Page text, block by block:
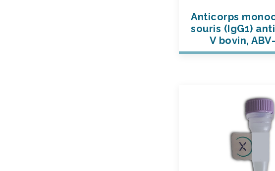
Anticorps
souris (IgG1)
V bovin,